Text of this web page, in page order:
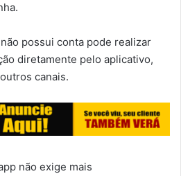
possui conta pode realizar
diretamente pelo aplicativo,
canais.
não exige mais